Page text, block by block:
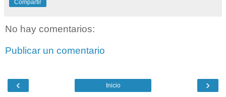
Compartir
No hay comentarios:
Publicar un comentario
‹ ›
Inicio